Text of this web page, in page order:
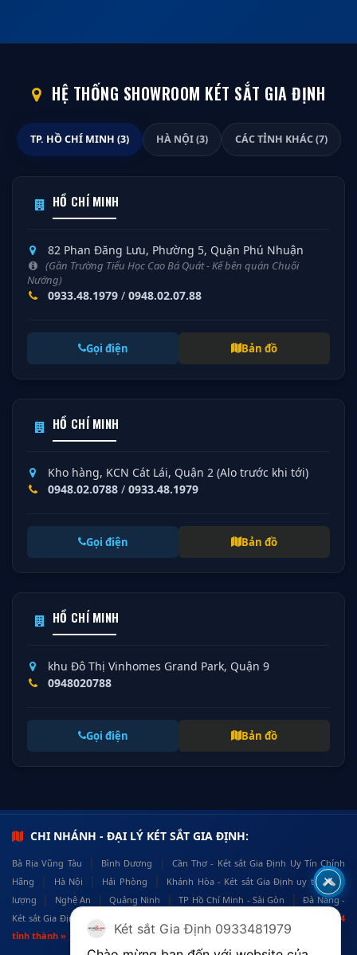
HỆ THỐNG SHOWROOM KÉT SẮT GIA ĐỊNH
TP. HỒ CHÍ MINH (3) HÀ NỘI (3) CÁC TỈNH KHÁC (7)
HỒ CHÍ MINH
82 Phan Đăng Lưu, Phường 5, Quận Phú Nhuận
(Gần Trường Tiểu Học Cao Bá Quát - Kế bên quán Chuối
Nướng)
0933.48.1979 / 0948.02.07.88
Gọi điện Bản đồ
HỒ CHÍ MINH
Kho hàng, KCN Cát Lái, Quận 2 (Alo trước khi tới)
0948.02.0788 / 0933.48.1979
Gọi điện Bản đồ
HỒ CHÍ MINH
khu Đô Thị Vinhomes Grand Park, Quận 9
0948020788
Gọi điện Bản đồ
CHI NHÁNH - ĐẠI LÝ KÉT SẮT GIA ĐỊNH:
Bà Rịa Vũng Tàu | Bình Dương |
Cần Thơ - Két sắt Gia Định Uy Tín Chính
Hãng
| Hà Nội | Hải Phòng |
Khánh Hòa - Két sắt Gia Định uy tín, chất
lượng
| Nghệ An | Quảng Ninh | TP Hồ Chí Minh - Sài Gòn |
Đà Nẵng -
Két sắt Gia Định Chính Hãng, Uy Tín
Xem tất cả đại lý tại 34
tỉnh thành »
Két sắt Gia Định 0933481979